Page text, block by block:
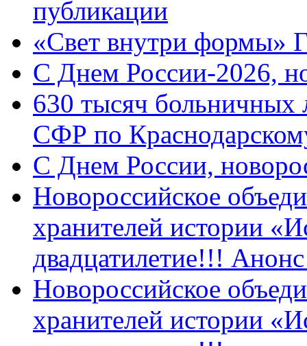
публикации
«Свет внутри формы»
C Днем России-2026,
630 тысяч больничных
СФР по
C Днем России,
Новороссийское
хранителей истории
двадцатилетие!!!
Новороссийское
хранителей истории